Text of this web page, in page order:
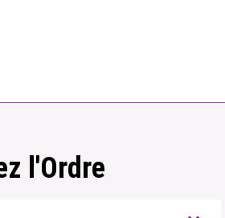
l'Ordre